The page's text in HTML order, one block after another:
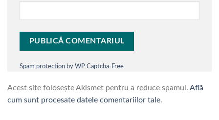
Spam protection by WP Captcha-Free
Acest site folosește Akismet pentru a reduce spamul. Află
cum sunt procesate datele comentariilor tale.